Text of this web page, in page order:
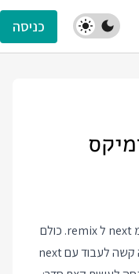
כניסה
הרשת גועשת סביב המעבר של OpenAI מ next ל remix. כולם
משתפים חוויות ומסבירים כמה גם להם היה קשה לעבוד עם next